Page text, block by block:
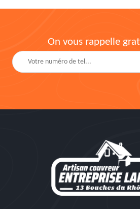
On vous rappelle